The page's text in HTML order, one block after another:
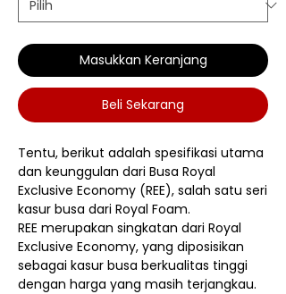
Masukkan Keranjang
Beli Sekarang
Tentu, berikut adalah spesifikasi utama
dan keunggulan dari Busa Royal
Exclusive Economy (REE), salah satu seri
kasur busa dari Royal Foam.
REE merupakan singkatan dari Royal
Exclusive Economy, yang diposisikan
sebagai kasur busa berkualitas tinggi
dengan harga yang masih terjangkau.